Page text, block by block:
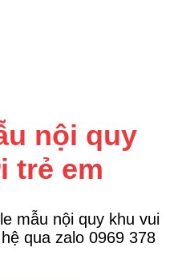
nội quy
trẻ em
mẫu nội quy khu vui
qua zalo 0969 378